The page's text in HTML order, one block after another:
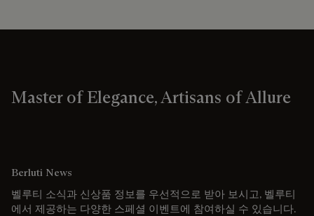
Master of Elegance, Artisans of Allure
Berluti News
벨루티 소식과 신상품 정보를 우선적으로 받아 보시고, 벨루티
에서 제공하는 다양한 스페셜 이벤트에 참여하실 수 있습니다.